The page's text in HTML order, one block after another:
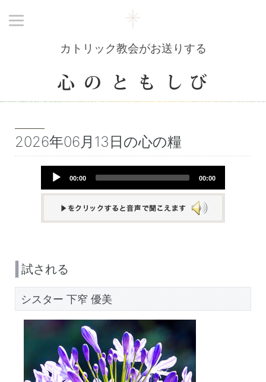
カトリック教会がお送りする
2026年06月13日の心の糧
Audio
00:00 00:00
試される
シスター 下窄 優美